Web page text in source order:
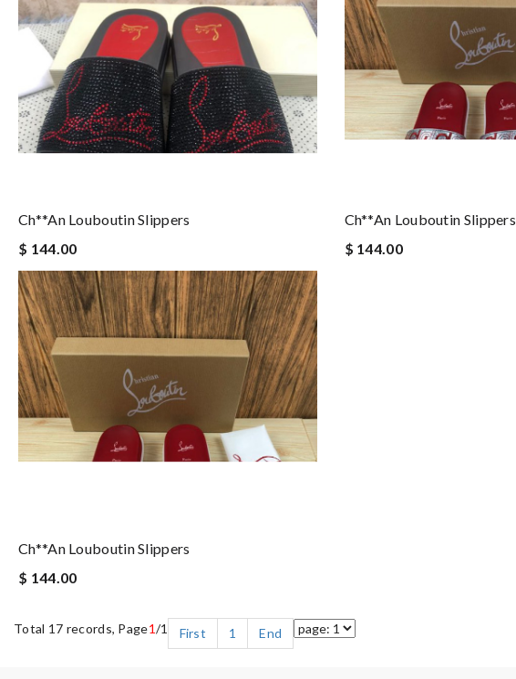
Ch**an Louboutin Slippers
$ 144.00
Ch**an Louboutin Slippers
$ 144.00
Ch**an Louboutin Slippers
$ 144.00
Total 17 records, Page1/1 First 1 End